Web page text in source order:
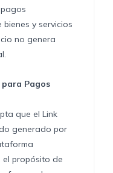
y servicios
no genera
Pagos
que el Link
generado por
el propósito de